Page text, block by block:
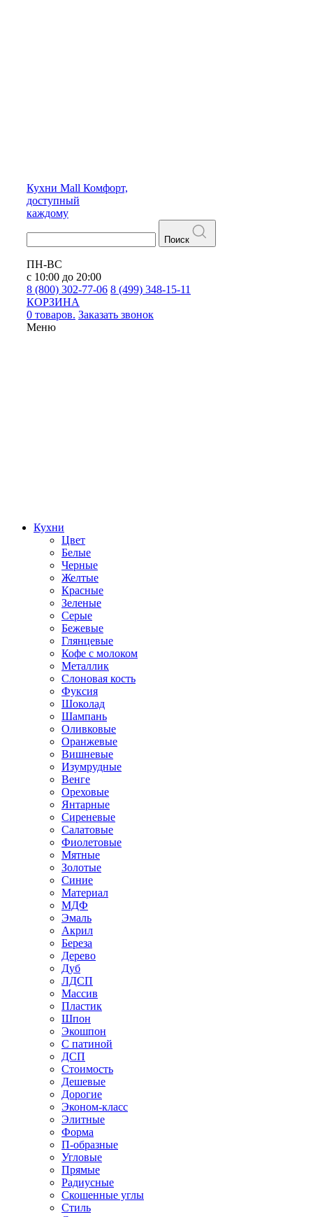
Кухни Mall Комфорт,
доступный
каждому
Поиск
ПН-ВС
с 10:00 до 20:00
8 (800) 302-77-06 8 (499) 348-15-11
КОРЗИНА
0 товаров. Заказать звонок
Меню
Кухни
Цвет
Белые
Черные
Желтые
Красные
Зеленые
Серые
Бежевые
Глянцевые
Кофе с молоком
Металлик
Слоновая кость
Фуксия
Шоколад
Шампань
Оливковые
Оранжевые
Вишневые
Изумрудные
Венге
Ореховые
Янтарные
Сиреневые
Салатовые
Фиолетовые
Мятные
Золотые
Синие
Материал
МДФ
Эмаль
Акрил
Береза
Дерево
Дуб
ЛДСП
Массив
Пластик
Шпон
Экошпон
С патиной
ДСП
Стоимость
Дешевые
Дорогие
Эконом-класс
Элитные
Форма
П-образные
Угловые
Прямые
Радиусные
Скошенные углы
Стиль